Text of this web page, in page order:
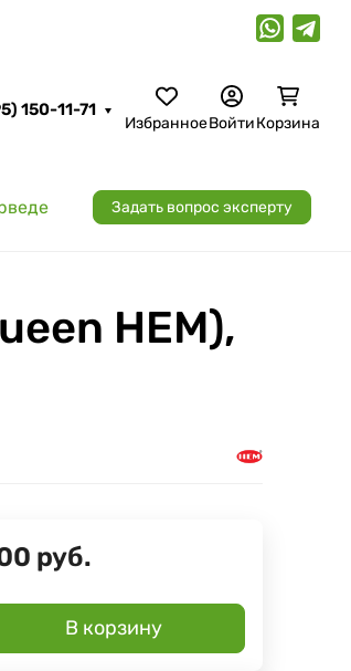
150-11-71
ИзбранноеВойтиКорзина
Задать вопрос эксперту
HEM),
руб.
В корзину